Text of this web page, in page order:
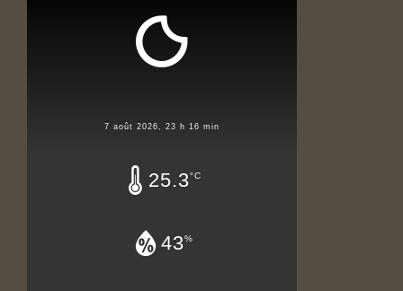
7 août 2026, 23 h 16 min
25.3°C
43%